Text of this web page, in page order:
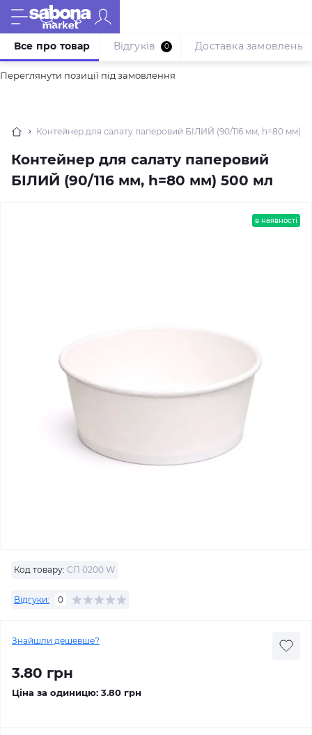
Переглянути позиції під замовлення
Контейнер для салату паперовий БІЛИЙ (90/116 мм, h=80 мм)
Контейнер для салату паперовий
БІЛИЙ (90/116 мм, h=80 мм) 500 мл
Все про товар Відгуків 0 Доставка замовлень
в наявності
Код товару: СП 0200 W
Відгуки: 0
Знайшли дешевше?
3.80 грн
Ціна за одиницю: 3.80 грн